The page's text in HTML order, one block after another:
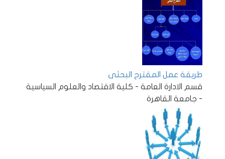
طريقة عمل المقترح البحثى
قسم الادارة العامة - كلية الاقتصاد والعلوم السياسية
- جامعة القاهرة